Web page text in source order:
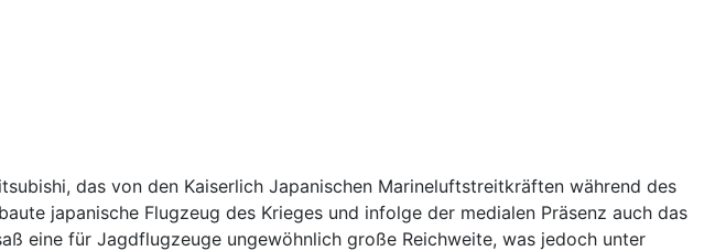
das von den Kaiserlich Japanischen Marineluftstreitkräften während des
japanische Flugzeug des Krieges und infolge der medialen Präsenz auch das
eine für Jagdflugzeuge ungewöhnlich große Reichweite, was jedoch unter